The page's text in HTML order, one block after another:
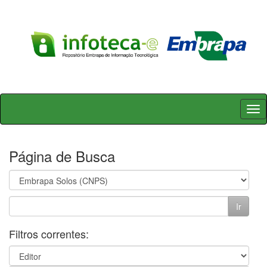
Skip
Página de Busca
Filtros correntes: